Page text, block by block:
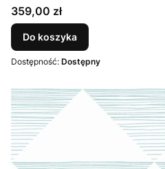
Cena
359,00 zł
Do koszyka
Dostępność: Dostępny